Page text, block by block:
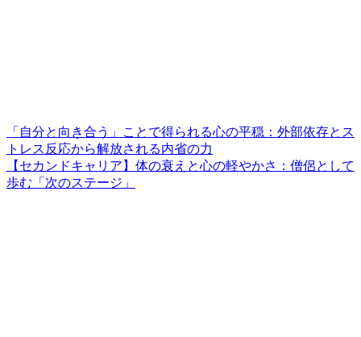
「自分と向き合う」ことで得られる心の平穏：外部依存とス
トレス反応から解放される内省の力
【セカンドキャリア】体の衰えと心の軽やかさ：僧侶として
歩む「次のステージ」